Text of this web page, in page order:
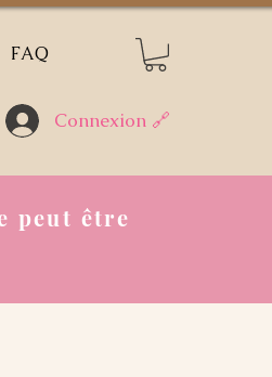
FAQ
Connexion 🔗
peut être